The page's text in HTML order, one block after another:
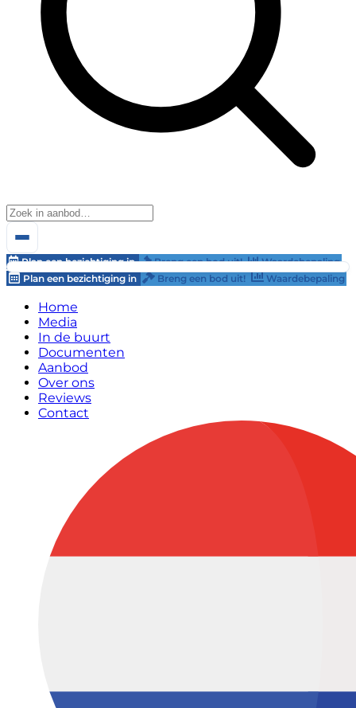
Plan een bezichtiging in Breng een bod uit!
Waardebepaling
Plan een bezichtiging in
Breng een bod uit! Waardebepaling
Home
Media
In de buurt
Documenten
Aanbod
Over ons
Reviews
Contact